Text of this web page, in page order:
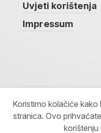
Uvjeti korištenja
Impressum
Koristimo kolačiće kako
stranica. Ovo
korištenju